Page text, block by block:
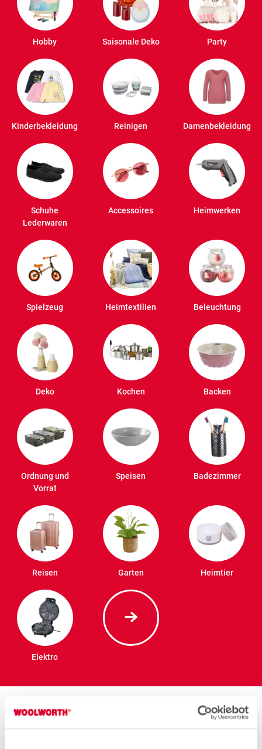
Hobby Saisonale Deko Party
Kinderbekleidung Reinigen Damenbekleidung
Schuhe
Lederwaren
Accessoires Heimwerken
Spielzeug Heimtextilien Beleuchtung
Deko Kochen Backen
Ordnung und
Vorrat
Speisen Badezimmer
Reisen Garten Heimtier
Elektro
Stores in der Nähe von
Woolworth – Saarbrücken